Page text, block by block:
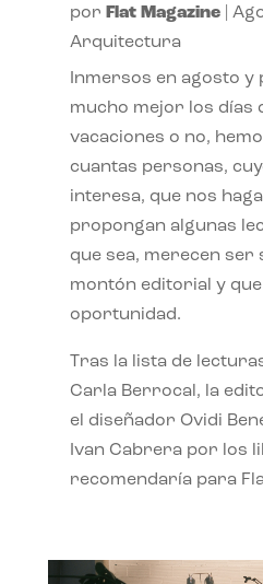
por Flat Magazine|
Arquitectura
Inmersos en agosto
mucho mejor los días
vacaciones o no,
cuantas personas,
interesa, que nos
propongan algunas
que sea, merecen ser
montón editorial y
oportunidad.
Tras la lista de
Carla Berrocal, la
el diseñador Ovidi
Ivan Cabrera por los
recomendaría para